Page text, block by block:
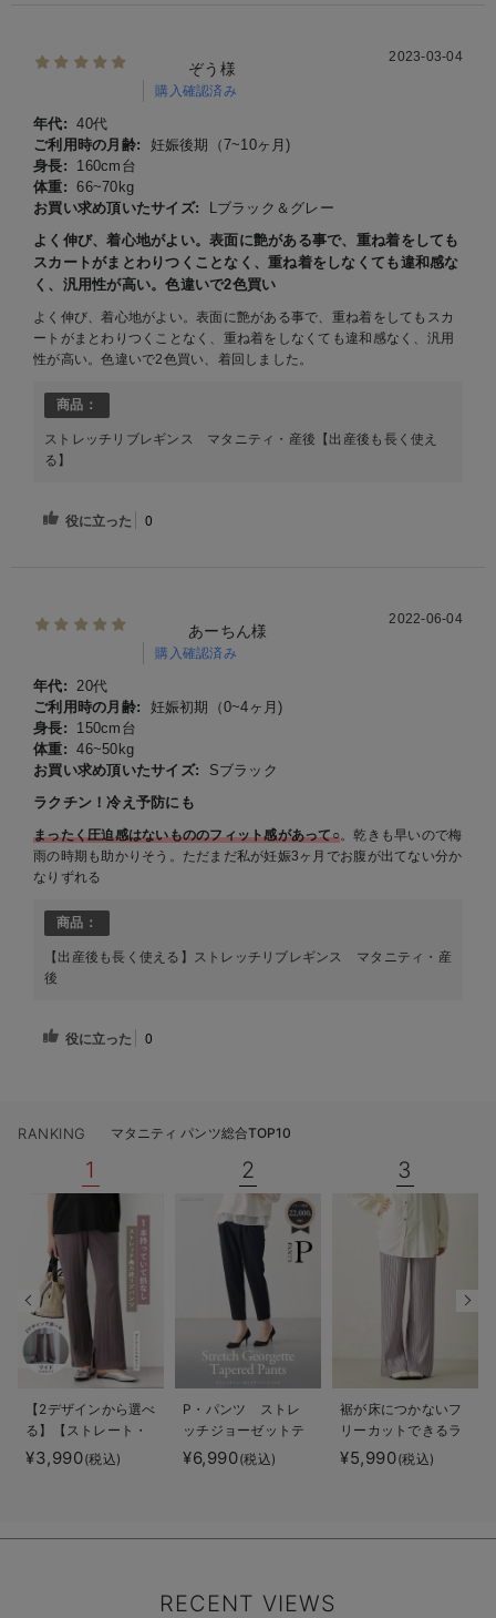
ぞう様
購入確認済み
2023-03-04
年代: 40代
ご利用時の月齢:
妊娠後期（7~10ヶ月)
身長:
160cm台
体重: 66~70kg
お買い求め頂いたサイズ:
Lブラック＆グレー
よく伸び、着心地がよい。表面に艶がある事で、重ね着をしても
スカートがまとわりつくことなく、重ね着をしなくても違和感な
く、汎用性が高い。色違いで2色買い
よく伸び、着心地がよい。表面に艶がある事で、重ね着をしてもスカ
ートがまとわりつくことなく、重ね着をしなくても違和感なく、汎用
性が高い。色違いで2色買い、着回しました。
商品：
ストレッチリブレギンス マタニティ・産後【出産後も長く使え
る】
役に立った 0
あーちん様
購入確認済み
2022-06-04
年代:
20代
ご利用時の月齢:
妊娠初期（0~4ヶ月)
身長:
150cm台
体重: 46~50kg
お買い求め頂いたサイズ:
Sブラック
ラクチン！冷え予防にも
まったく圧迫感はないもののフィット感があって○。乾きも早いので梅
雨の時期も助かりそう。ただまだ私が妊娠3ヶ月でお腹が出てない分か
なりずれる
商品：
【出産後も長く使える】ストレッチリブレギンス マタニティ・産
後
役に立った 0
RANKING マタニティ パンツ総合TOP10
1
【2デザインから選べ
る】【ストレート・
ワイド】らくちん綿
混ストレッチリブパ
使える】
¥3,990(税込)
2
P・パンツ ストレ
ッチジョーゼットテ
ーパード
¥6,990(税込)
3
裾が床につかないフ
リーカットできるラ
ンダムプリーツワイ
ドパンツ マタニテ
¥5,990(税込)
RECENT VIEWS